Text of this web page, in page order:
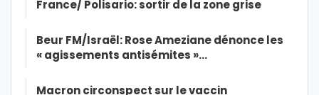
France/ Polisario: sortir de la zone grise
Beur FM/Israël: Rose Ameziane dénonce les
« agissements antisémites »…
Macron circonspect sur le vaccin